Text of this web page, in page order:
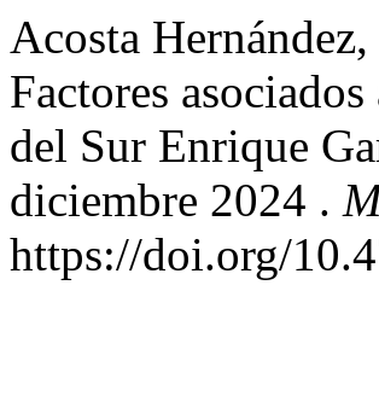
Acosta
Factores
del Sur Enrique
diciembre 2024 .
https://doi.org/